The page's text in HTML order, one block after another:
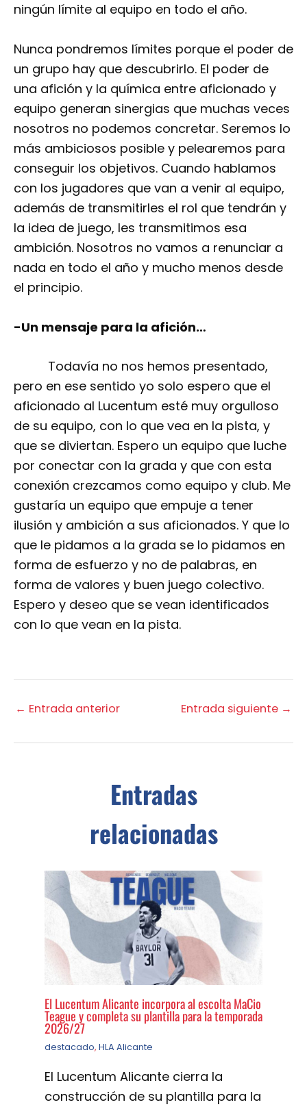
ningún límite al equipo en todo el año.
Nunca pondremos límites porque el poder de
un grupo hay que descubrirlo. El poder de
una afición y la química entre aficionado y
equipo generan sinergias que muchas veces
nosotros no podemos concretar. Seremos lo
más ambiciosos posible y pelearemos para
conseguir los objetivos. Cuando hablamos
con los jugadores que van a venir al equipo,
además de transmitirles el rol que tendrán y
la idea de juego, les transmitimos esa
ambición. Nosotros no vamos a renunciar a
nada en todo el año y mucho menos desde
el principio.
-Un mensaje para la afición…
Todavía no nos hemos presentado,
pero en ese sentido yo solo espero que el
aficionado al Lucentum esté muy orgulloso
de su equipo, con lo que vea en la pista, y
que se diviertan. Espero un equipo que luche
por conectar con la grada y que con esta
conexión crezcamos como equipo y club. Me
gustaría un equipo que empuje a tener
ilusión y ambición a sus aficionados. Y que lo
que le pidamos a la grada se lo pidamos en
forma de esfuerzo y no de palabras, en
forma de valores y buen juego colectivo.
Espero y deseo que se vean identificados
con lo que vean en la pista.
← Entrada anterior Entrada siguiente →
Entradas
relacionadas
El Lucentum Alicante incorpora al escolta MaCio
Teague y completa su plantilla para la temporada
2026/27
destacado, HLA Alicante
El Lucentum Alicante cierra la
construcción de su plantilla para la